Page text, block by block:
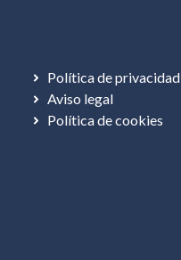
Política de privacidad
Aviso legal
Política de cookies